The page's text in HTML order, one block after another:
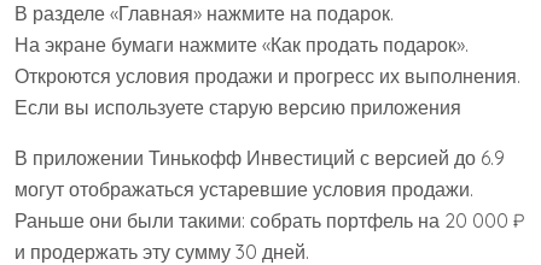
В разделе «Главная» нажмите на подарок.
На экране бумаги нажмите «Как продать подарок».
Откроются условия продажи и прогресс их выполнения.
Если вы используете старую версию приложения
В приложении Тинькофф Инвестиций с версией до 6.9
могут отображаться устаревшие условия продажи.
Раньше они были такими: собрать портфель на 20 000 ₽
и продержать эту сумму 30 дней.